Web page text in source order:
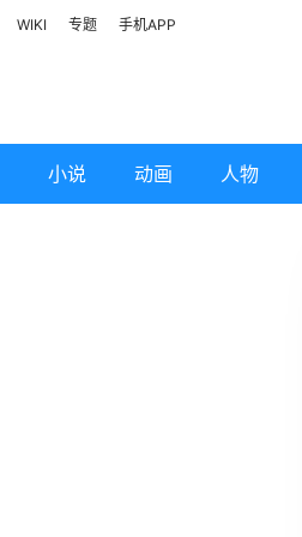
WIKI 专题 手机APP
小说 动画 人物